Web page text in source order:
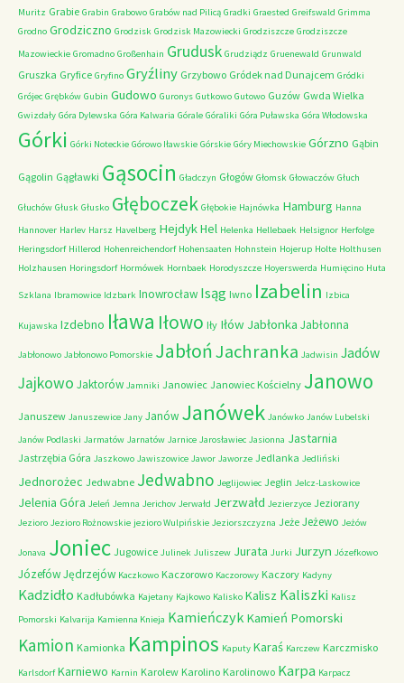
Muritz Grabie Grabin Grabowo Grabów nad Pilicą Gradki Graested Greifswald Grimma
Grodno Grodziczno Grodzisk Grodzisk Mazowiecki Grodziszcze Grodziszcze
Mazowieckie Gromadno Großenhain Grudusk Grudziądz Gruenewald Grunwald
Gruszka Gryfice Gryfino Gryźliny Grzybowo Gródek nad Dunajcem Gródki
Grójec Grębków Gubin Gudowo Guronys Gutkowo Gutowo Guzów Gwda Wielka
Gwizdały Góra Dylewska Góra Kalwaria Górale Góraliki Góra Puławska Góra Włodowska
Górki Górki Noteckie Górowo Iławskie Górskie Góry Miechowskie Górzno Gąbin
Gągolin Gągławki Gąsocin Gładczyn Głogów Głomsk Głowaczów Głuch
Głuchów Głusk Głusko Głęboczek Głębokie Hajnówka Hamburg Hanna
Hannover Harlev Harsz Havelberg HejdykHel Helenka Hellebaek Helsignor Herfolge
Heringsdorf Hillerod Hohenreichendorf Hohensaaten Hohnstein Hojerup Holte Holthusen
Holzhausen Horingsdorf Hormówek Hornbaek Horodyszcze Hoyerswerda Humięcino Huta
Szklana Ibramowice Idzbark Inowrocław Isąg Iwno Izabelin Izbica
Kujawska Izdebno Iława Iłowo Iły Iłów Jabłonka Jabłonna
Jabłonowo Jabłonowo Pomorskie JabłońJachranka Jadwisin Jadów
Jajkowo Jaktorów Jamniki Janowiec Janowiec Kościelny Janowo
Januszew Januszewice Jany Janów Janówek Janówko Janów Lubelski
Janów Podlaski Jarmatów Jarnatów Jarnice Jarosławiec Jasionna Jastarnia
Jastrzębia Góra Jaszkowo Jawiszowice Jawor Jaworze Jedlanka Jedliński
Jednorożec Jedwabne Jedwabno Jeglijowiec Jeglin Jelcz-Laskowice
Jelenia Góra Jeleń Jemna Jerichov Jerwałd Jerzwałd Jezierzyce Jeziorany
Jezioro Jezioro Rożnowskie jezioro Wulpińskie Jeziorszczyzna Jeże Jeżewo Jeżów
Jonava Joniec Jugowice Julinek Juliszew Jurata Jurki Jurzyn Józefkowo
JózefówJędrzejów Kaczkowo Kaczorowo Kaczorowy Kaczory Kadyny
Kadzidło Kadłubówka Kajetany Kajkowo Kalisko Kalisz Kaliszki Kalisz
Pomorski Kalvarija Kamienna Knieja Kamieńczyk Kamień Pomorski
Kamion Kamionka Kampinos Kaputy Karaś Karczew Karczmisko
Karlsdorf Karniewo Karnin Karolew Karolino Karolinowo Karpa Karpacz